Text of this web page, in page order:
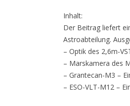
Inhalt:
Der Beitrag liefert
Astroabteilung.
– Optik des 2,6m-
– Marskamera des
– Grantecan-M3 –
– ESO-VLT-M12 –